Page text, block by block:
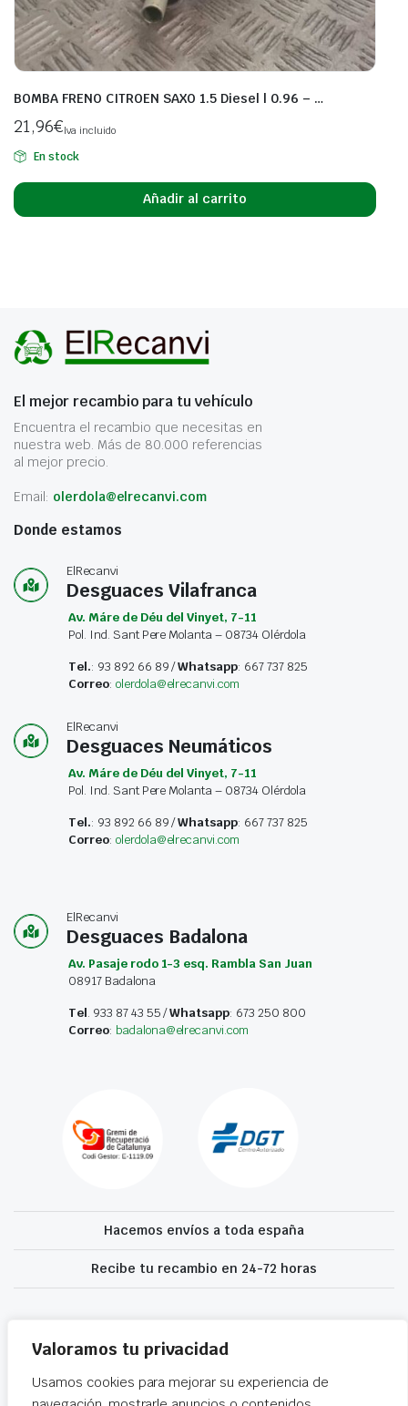
Valoramos tu privacidad
Usamos cookies para mejorar su experiencia de
BOMBA FRENO CITROEN SAXO 1.5 Diesel | 0.96 – …
21,96€Iva incluido
En stock
Añadir al carrito
El mejor recambio para tu vehículo
Encuentra el recambio que necesitas en
nuestra web. Más de 80.000 referencias
al mejor precio.
Email: olerdola@elrecanvi.com
Donde estamos
ElRecanvi
Desguaces Vilafranca
Av. Máre de Déu del Vinyet, 7-11
Pol. Ind. Sant Pere Molanta – 08734 Olérdola
Tel.: 93 892 66 89 /Whatsapp: 667 737 825
Correo: olerdola@elrecanvi.com
ElRecanvi
Desguaces Neumáticos
Av. Máre de Déu del Vinyet, 7-11
Pol. Ind. Sant Pere Molanta – 08734 Olérdola
Tel.: 93 892 66 89 /Whatsapp: 667 737 825
Correo: olerdola@elrecanvi.com
ElRecanvi
Desguaces Badalona
Av. Pasaje rodo 1-3 esq. Rambla San Juan
08917 Badalona
Tel. 933 87 43 55 /Whatsapp: 673 250 800
Correo: badalona@elrecanvi.com
Hacemos envíos a toda españa
Recibe tu recambio en 24-72 horas
accesibilidad